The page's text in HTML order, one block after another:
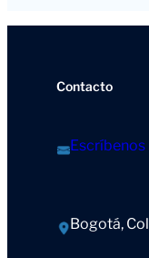
Contacto
Escríbenos
Bogotá,